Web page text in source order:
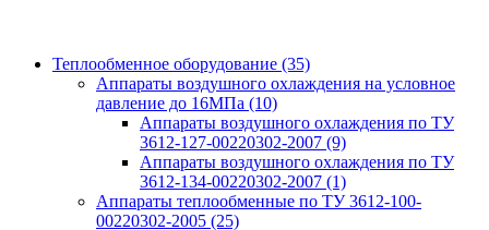
Теплообменное оборудование (35)
Аппараты воздушного охлаждения на условное
давление до 16МПа (10)
Аппараты воздушного охлаждения по ТУ
3612-127-00220302-2007 (9)
Аппараты воздушного охлаждения по ТУ
3612-134-00220302-2007 (1)
Аппараты теплообменные по ТУ 3612-100-
00220302-2005 (25)